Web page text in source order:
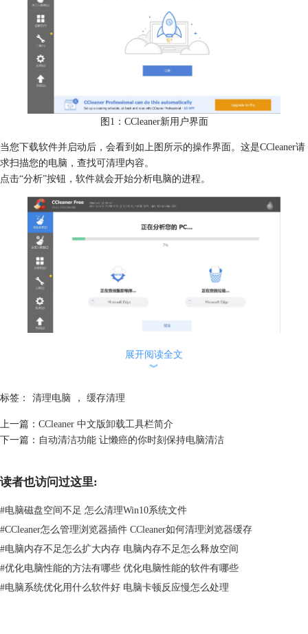
图1：CCleaner新用户界面
当您下载软件并启动后，会看到如上图所示的操作界面。这是CCleaner请
求扫描您的电脑，查找可清理内容。
点击“分析”按钮，软件就会开始分析电脑的进程。
图2：CCleaner分析进程
程序和垃圾。中间一行的两个小方框内是软件正在分析的对象，内容的变
换代表分析对象的变换。上面绿色的是进度条和百分比，向用户展示软件
工作的目前进程。
展开阅读全文
︾
标签： 清理电脑 ， 缓存清理
上一篇： CCleaner 中文版卸载工具栏简介
下一篇： 自动清洁功能 让懒癌的你时刻保持电脑清洁
读者也访问过这里:
#电脑磁盘空间不足 怎么清理Win10系统文件
#CCleaner怎么管理浏览器插件 CCleaner如何清理浏览器缓存
#电脑内存不足怎么扩大内存 电脑内存不足怎么释放空间
#优化电脑性能的方法有哪些 优化电脑性能的软件有哪些
#电脑系统优化用什么软件好 电脑卡顿反应慢怎么处理